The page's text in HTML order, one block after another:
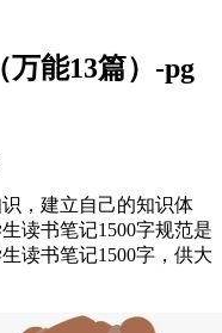
万能13篇）-pg
，建立自己的知识体
读书笔记1500字规范是
读书笔记1500字，供大